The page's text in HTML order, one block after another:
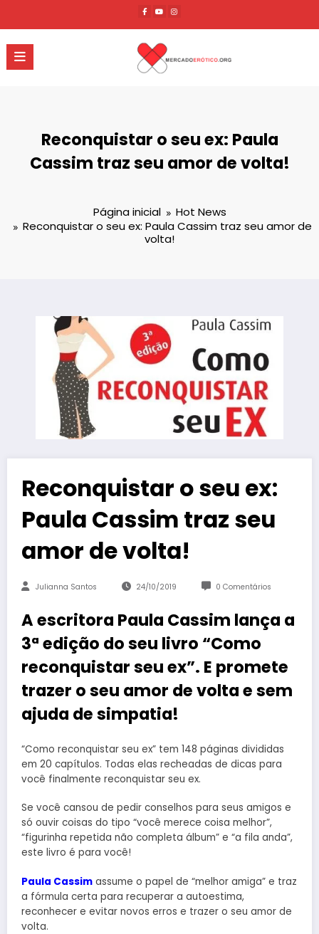
o
conteúdo
Reconquistar o seu ex: Paula
Cassim traz seu amor de volta!
Página inicial
Hot News
Reconquistar o seu ex: Paula Cassim traz seu amor de
volta!
Reconquistar o seu ex:
Paula Cassim traz seu
amor de volta!
Julianna Santos 24/10/2019 0 Comentários
A escritora Paula Cassim lança a
3ª edição do seu livro “Como
reconquistar seu ex”. E promete
trazer o seu amor de volta e sem
ajuda de simpatia!
“Como reconquistar seu ex” tem 148 páginas divididas
em 20 capítulos. Todas elas recheadas de dicas para
você finalmente reconquistar seu ex.
Se você cansou de pedir conselhos para seus amigos e
só ouvir coisas do tipo “você merece coisa melhor”,
“figurinha repetida não completa álbum” e “a fila anda”,
este livro é para você!
Paula Cassim assume o papel de “melhor amiga” e traz
a fórmula certa para recuperar a autoestima,
reconhecer e evitar novos erros e trazer o seu amor de
volta.